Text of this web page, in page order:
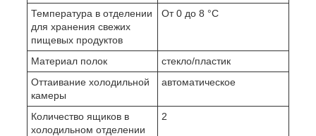
Температура в отделении
для хранения свежих
пищевых продуктов
От 0 до 8 °C
Материал полок
стекло/пластик
Оттаивание холодильной
камеры
автоматическое
Количество ящиков в
холодильном отделении
2